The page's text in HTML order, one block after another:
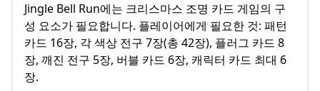
Jingle Bell Run에는 크리스마스 조명 카드 게임의 구
성 요소가 필요합니다. 플레이어에게 필요한 것: 패턴
카드 16장, 각 색상 전구 7장(총 42장), 플러그 카드 8
장, 깨진 전구 5장, 버블 카드 6장, 캐릭터 카드 최대 6
장.